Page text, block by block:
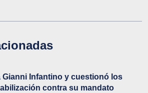
Gianni Infantino y cuestionó los
contra su mandato